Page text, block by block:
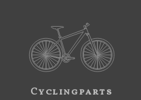
Cyclingparts